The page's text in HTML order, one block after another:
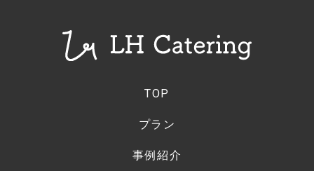
TOP
プラン
事例紹介